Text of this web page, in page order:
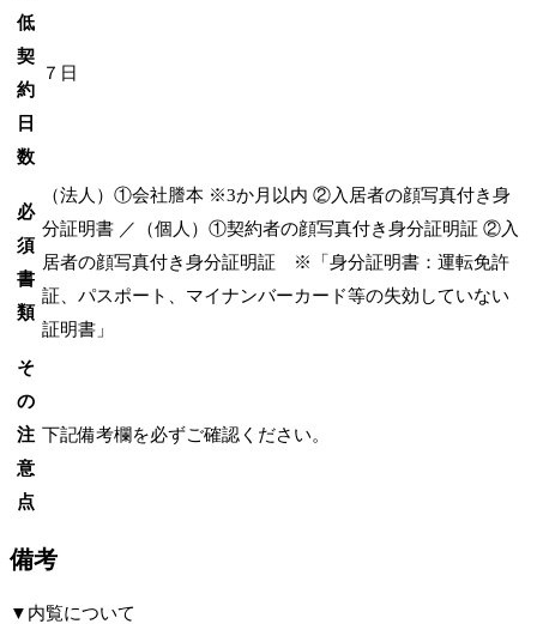
低
契
約
日
数
７日
必
須
書
類
（法人）①会社謄本 ※3か月以内 ②入居者の顔写真付き身
分証明書 ／（個人）①契約者の顔写真付き身分証明証 ②入
居者の顔写真付き身分証明証 ※「身分証明書：運転免許
証、パスポート、マイナンバーカード等の失効していない
証明書」
そ
の
注
意
点
下記備考欄を必ずご確認ください。
備考
▼内覧について